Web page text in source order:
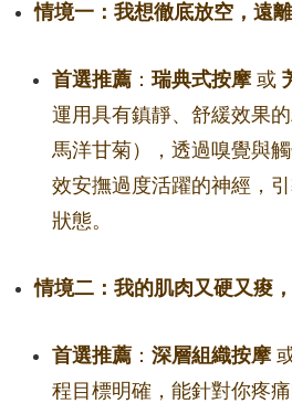
情境一：我想徹底放空，遠
首選推薦 ： 瑞典式按摩或
運用具有鎮靜、舒緩效果
馬洋甘菊），透過嗅覺與
效安撫過度活躍的神經，
狀態。
情境二：我的肌肉又硬又痠
首選推薦 ： 深層組織按摩
程目標明確，能針對你疼